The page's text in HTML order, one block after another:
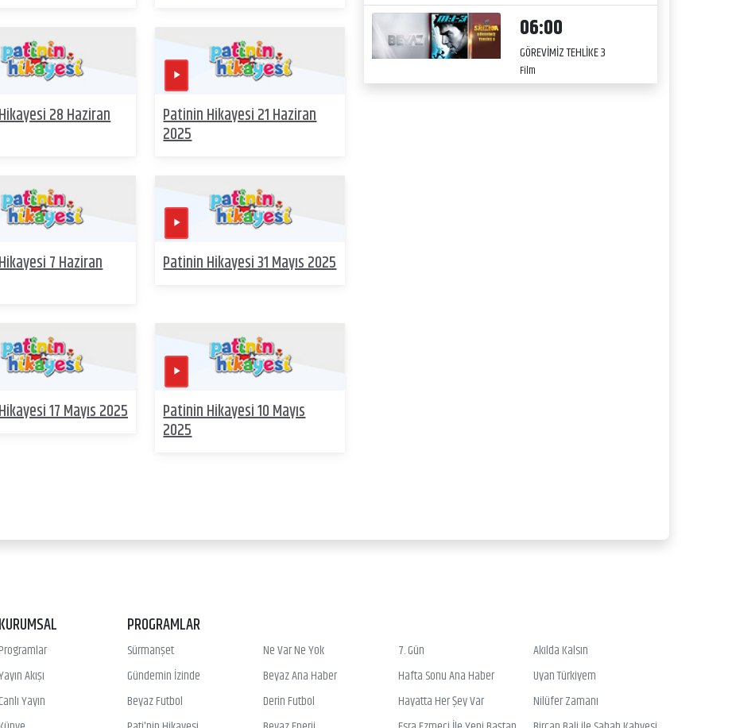
28 Haziran Patinin Hikayesi 21 Haziran
2025
7 Haziran Patinin Hikayesi 31 Mayıs 2025
17 Mayıs 2025 Patinin Hikayesi 10 Mayıs
2025
06:00
GÖREVİMİZ TEHLİKE 3
Film
KURUMSAL
Programlar
Akışı
Canlı Yayın
PROGRAMLAR
Sürmanşet Ne Var Ne Yok 7. Gün
Akılda Kalsın
Gündemin İzinde
Beyaz Ana Haber Hafta Sonu Ana Haber
Uyan Türkiyem
Beyaz Futbol
Derin Futbol Hayatta Her Şey Var
Nilüfer Zamanı